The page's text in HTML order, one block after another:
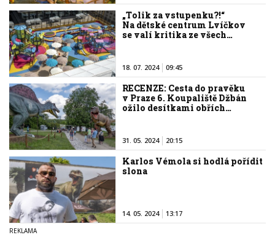
„Tolik za vstupenku?!“
Na dětské centrum Lvíčkov
se valí kritika ze všech…
18. 07. 2024 09:45
RECENZE: Cesta do pravěku
v Praze 6. Koupaliště Džbán
ožilo desítkami obřích…
31. 05. 2024 20:15
Karlos Vémola si hodlá pořídit
slona
14. 05. 2024 13:17